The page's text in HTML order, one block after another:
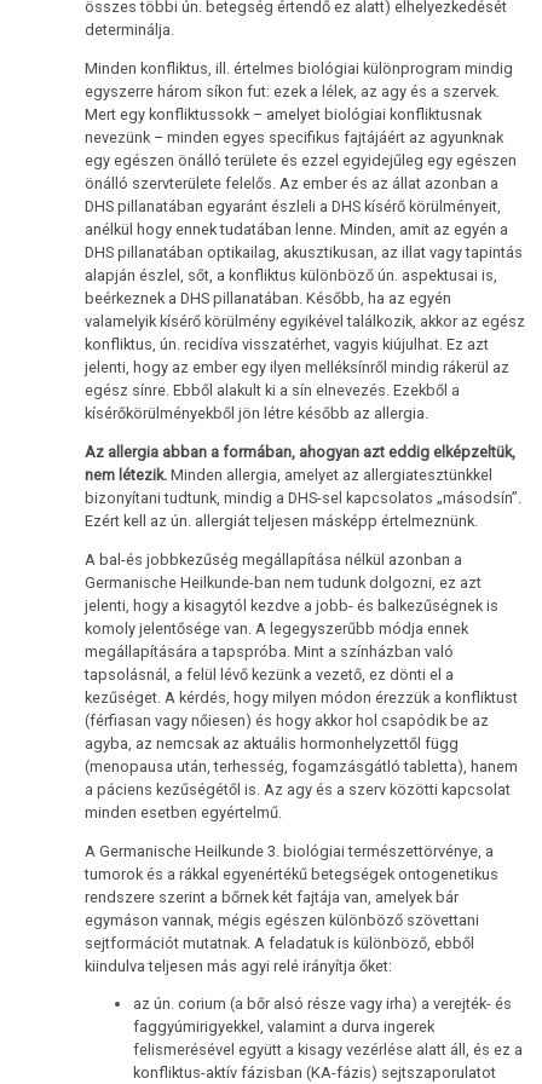
dohányzás
Metasztázisok
Gyógyszerezés
Tumormarker
Fájdalmak
összes többi ún. betegség értendő ez alatt) elhelyezkedését
determinálja.
Minden konfliktus, ill. értelmes biológiai különprogram mindig
egyszerre három síkon fut: ezek a lélek, az agy és a szervek.
Mert egy konfliktussokk – amelyet biológiai konfliktusnak
nevezünk – minden egyes specifikus fajtájáért az agyunknak
egy egészen önálló területe és ezzel egyidejűleg egy egészen
önálló szervterülete felelős. Az ember és az állat azonban a
DHS pillanatában egyaránt észleli a DHS kísérő körülményeit,
anélkül hogy ennek tudatában lenne. Minden, amit az egyén a
DHS pillanatában optikailag, akusztikusan, az illat vagy tapintás
alapján észlel, sőt, a konfliktus különböző ún. aspektusai is,
beérkeznek a DHS pillanatában. Később, ha az egyén
valamelyik kísérő körülmény egyikével találkozik, akkor az egész
konfliktus, ún. recidíva visszatérhet, vagyis kiújulhat. Ez azt
jelenti, hogy az ember egy ilyen melléksínről mindig rákerül az
egész sínre. Ebből alakult ki a sín elnevezés. Ezekből a
kísérőkörülményekből jön létre később az allergia.
Az allergia abban a formában, ahogyan azt eddig elképzeltük,
nem létezik. Minden allergia, amelyet az allergiatesztünkkel
bizonyítani tudtunk, mindig a DHS-sel kapcsolatos „másodsín”.
Ezért kell az ún. allergiát teljesen másképp értelmeznünk.
A bal-és jobbkezűség megállapítása nélkül azonban a
Germanische Heilkunde-ban nem tudunk dolgozni, ez azt
jelenti, hogy a kisagytól kezdve a jobb- és balkezűségnek is
komoly jelentősége van. A legegyszerűbb módja ennek
megállapítására a tapspróba. Mint a színházban való
tapsolásnál, a felül lévő kezünk a vezető, ez dönti el a
kezűséget. A kérdés, hogy milyen módon érezzük a konfliktust
(férfiasan vagy nőiesen) és hogy akkor hol csapódik be az
agyba, az nemcsak az aktuális hormonhelyzettől függ
(menopausa után, terhesség, fogamzásgátló tabletta), hanem
a páciens kezűségétől is. Az agy és a szerv közötti kapcsolat
minden esetben egyértelmű.
A Germanische Heilkunde 3. biológiai természettörvénye, a
tumorok és a rákkal egyenértékű betegségek ontogenetikus
rendszere szerint a bőrnek két fajtája van, amelyek bár
egymáson vannak, mégis egészen különböző szövettani
sejtformációt mutatnak. A feladatuk is különböző, ebből
kiindulva teljesen más agyi relé irányítja őket:
az ún. corium (a bőr alsó része vagy irha) a verejték- és
faggyúmirigyekkel, valamint a durva ingerek
felismerésével együtt a kisagy vezérlése alatt áll, és ez a
konfliktus-aktív fázisban (KA-fázis) sejtszaporulatot